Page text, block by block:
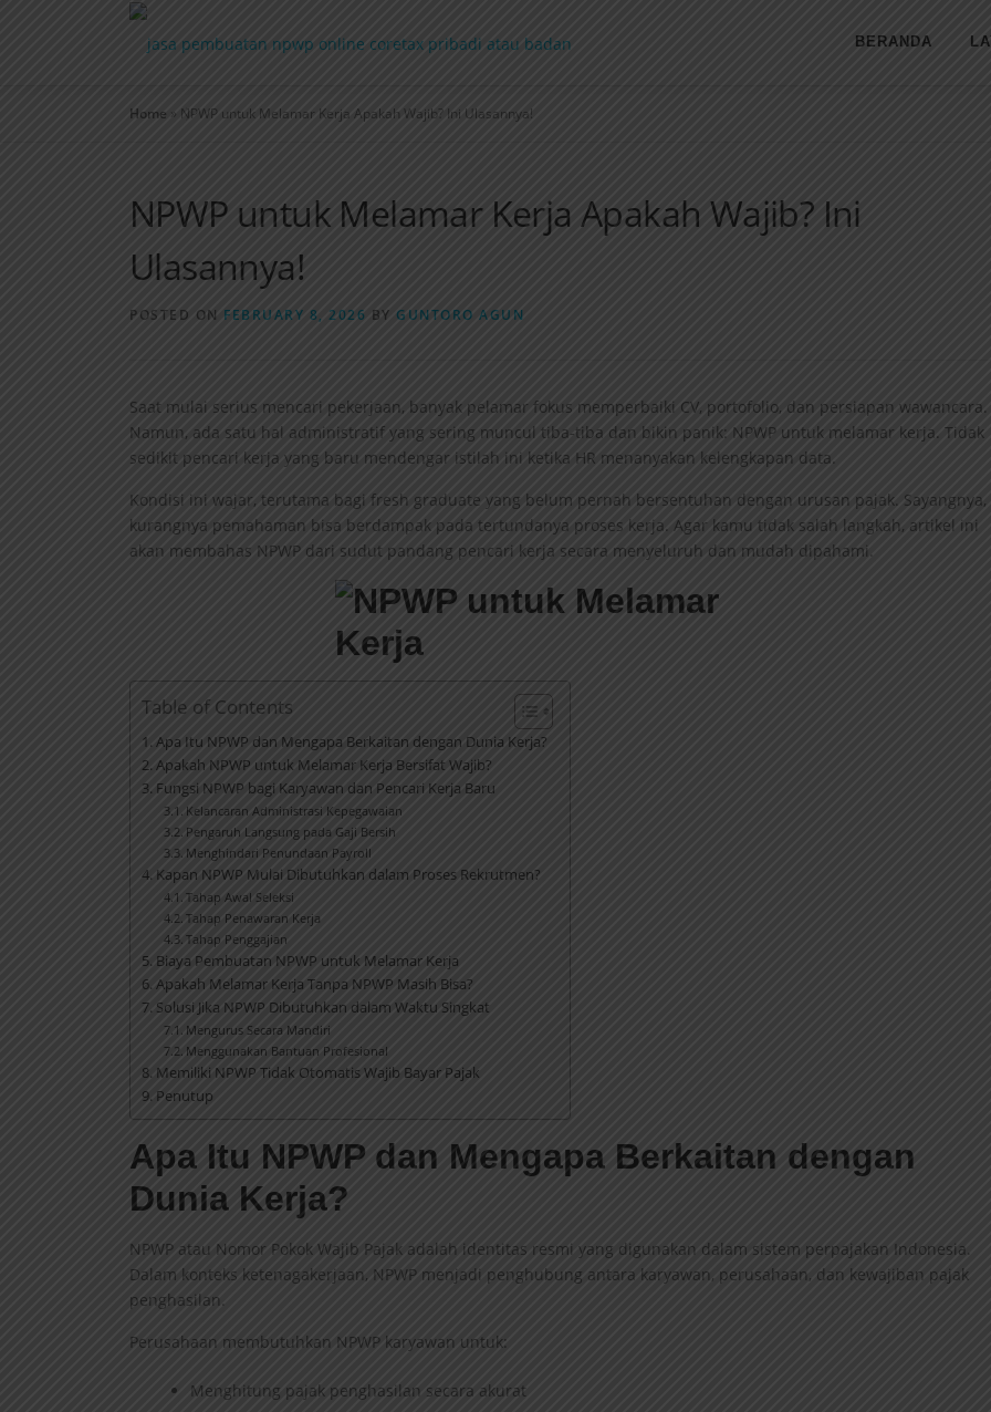
BERANDA
Home » NPWP untuk Melamar Kerja Apakah Wajib? Ini Ulasannya!
NPWP untuk Melamar Kerja Apakah Wajib? Ini
Ulasannya!
POSTED ON FEBRUARY 8, 2026 BY GUNTORO AGUN
Saat mulai serius mencari pekerjaan, banyak pelamar fokus memperbaiki CV, portofolio, dan persiapan wawancara.
Namun, ada satu hal administratif yang sering muncul tiba-tiba dan bikin panik: NPWP untuk melamar kerja. Tidak
sedikit pencari kerja yang baru mendengar istilah ini ketika HR menanyakan kelengkapan data.
Kondisi ini wajar, terutama bagi fresh graduate yang belum pernah bersentuhan dengan urusan pajak. Sayangnya,
kurangnya pemahaman bisa berdampak pada tertundanya proses kerja. Agar kamu tidak salah langkah, artikel ini
akan membahas NPWP dari sudut pandang pencari kerja secara menyeluruh dan mudah dipahami.
Table of Contents
Apa Itu NPWP dan Mengapa Berkaitan dengan Dunia Kerja?
Apakah NPWP untuk Melamar Kerja Bersifat Wajib?
Fungsi NPWP bagi Karyawan dan Pencari Kerja Baru
Kelancaran Administrasi Kepegawaian
Pengaruh Langsung pada Gaji Bersih
Menghindari Penundaan Payroll
Kapan NPWP Mulai Dibutuhkan dalam Proses Rekrutmen?
Tahap Awal Seleksi
Tahap Penawaran Kerja
Tahap Penggajian
Biaya Pembuatan NPWP untuk Melamar Kerja
Apakah Melamar Kerja Tanpa NPWP Masih Bisa?
Solusi Jika NPWP Dibutuhkan dalam Waktu Singkat
Mengurus Secara Mandiri
Menggunakan Bantuan Profesional
Memiliki NPWP Tidak Otomatis Wajib Bayar Pajak
Penutup
Apa Itu NPWP dan Mengapa Berkaitan dengan
Dunia Kerja?
NPWP atau Nomor Pokok Wajib Pajak adalah identitas resmi yang digunakan dalam sistem perpajakan Indonesia.
Dalam konteks ketenagakerjaan, NPWP menjadi penghubung antara karyawan, perusahaan, dan kewajiban pajak
penghasilan.
Perusahaan membutuhkan NPWP karyawan untuk:
Menghitung pajak penghasilan secara akurat